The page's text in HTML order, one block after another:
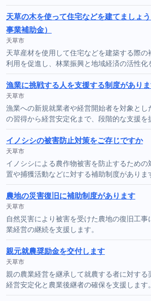
天草の木を使って住宅などを建てましょ
事業補助金）
天草市
天草産材を使用して住宅などを建築する際
利用を促進し、林業振興と地域経済の活性化
漁業に挑戦する人を支援する制度があり
天草市
漁業への新規就業者や経営開始者を対象とし
の習得から経営安定化まで、段階的な支援を
イノシシの被害防止対策をご存じですか
天草市
イノシシによる農作物被害を防止するための
置や捕獲活動などに対する補助制度がありま
農地の災害復旧に補助制度があります
天草市
自然災害により被害を受けた農地の復旧工事
業経営の継続を支援します。
親元就農奨励金を交付します
天草市
親の農業経営を継承して就農する者に対す
経営安定化と農業後継者の確保を支援します。